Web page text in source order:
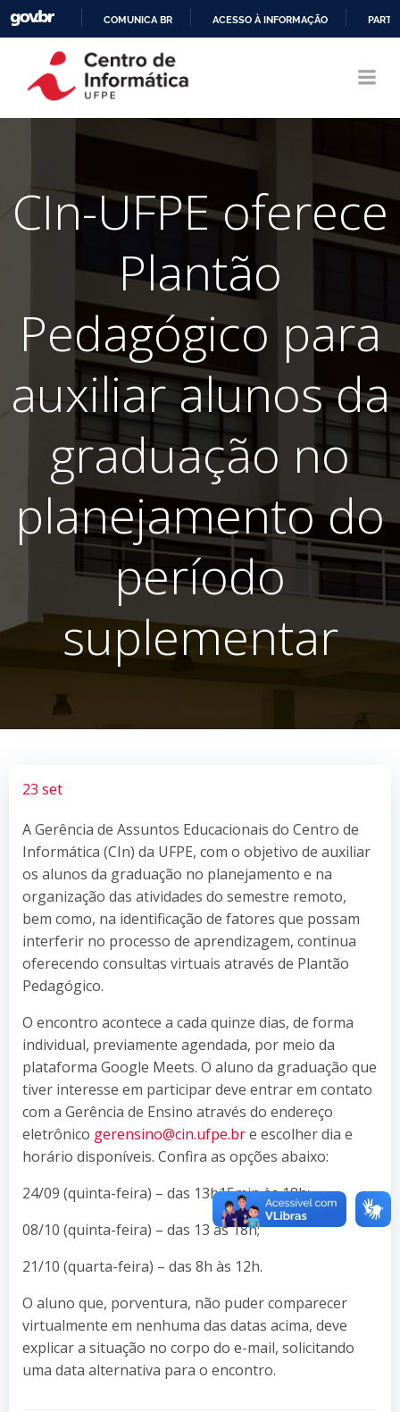
CONTEÚDO
COMUNICA BR ACESSO À INFORMAÇÃO
CIn-UFPE oferece
Plantão
Pedagógico para
auxiliar alunos da
graduação no
planejamento do
período
suplementar
23 set
A Gerência de Assuntos Educacionais do Centro de
Informática (CIn) da UFPE, com o objetivo de auxiliar
os alunos da graduação no planejamento e na
organização das atividades do semestre remoto,
bem como, na identificação de fatores que possam
interferir no processo de aprendizagem, continua
oferecendo consultas virtuais através de Plantão
Pedagógico.
O encontro acontece a cada quinze dias, de forma
individual, previamente agendada, por meio da
plataforma Google Meets. O aluno da graduação que
tiver interesse em participar deve entrar em contato
com a Gerência de Ensino através do endereço
eletrônico gerensino@cin.ufpe.bre escolher dia e
horário disponíveis. Confira as opções abaixo:
24/09 (quinta-feira) – das 13h15min às 18h;
08/10 (quinta-feira) – das 13 às 18h;
21/10 (quarta-feira) – das 8h às 12h.
O aluno que, porventura, não puder comparecer
virtualmente em nenhuma das datas acima, deve
explicar a situação no corpo do e-mail, solicitando
uma data alternativa para o encontro.